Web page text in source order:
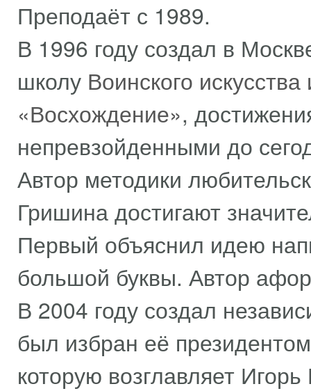
Преподаёт с 1989.
В 1996 году создал в
школу Воинского
«Восхождение»,
непревзойденными до
Автор методики
Гришина достигают
Первый объяснил идею
большой буквы. Автор
В 2004 году создал
был избран её
которую возглавляет